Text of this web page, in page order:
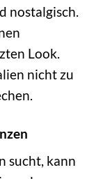
nostalgisch.
Look.
nicht zu
sucht, kann